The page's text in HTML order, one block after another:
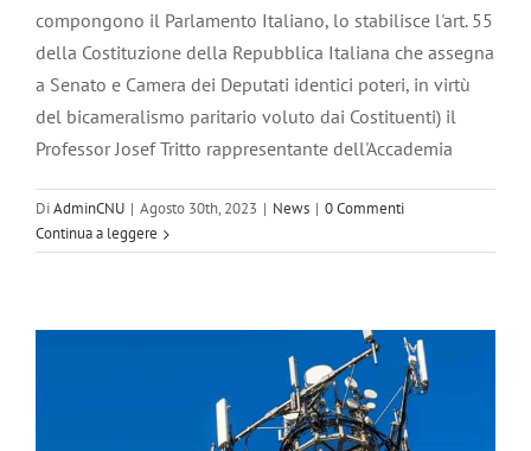
compongono il Parlamento Italiano, lo stabilisce l'art. 55
della Costituzione della Repubblica Italiana che assegna
a Senato e Camera dei Deputati identici poteri, in virtù
del bicameralismo paritario voluto dai Costituenti) il
Professor Josef Tritto rappresentante dell'Accademia
DiAdminCNU | Agosto 30th, 2023 | News | 0 Commenti
Continua a leggereCampi elettromagnetici e 5G